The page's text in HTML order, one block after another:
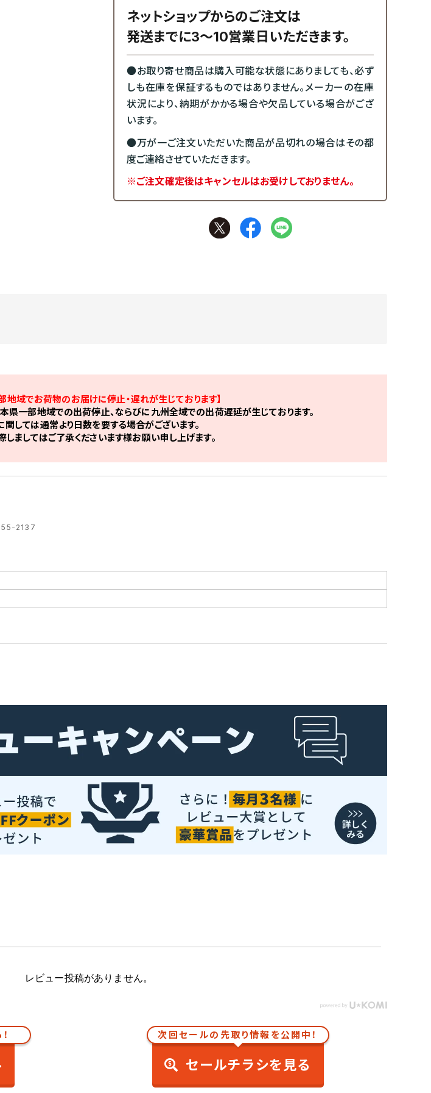
ネットショップからのご注文は
発送までに3～10営業日いただきます。
●お取り寄せ商品は購入可能な状態にありましても、必ず
しも在庫を保証するものではありません。メーカーの在庫
状況により、納期がかかる場合や欠品している場合がござ
います。
●万が一ご注文いただいた商品が品切れの場合はその都
度ご連絡させていただきます。
※ご注文確定後はキャンセルはお受けしておりません。
地域でお荷物のお届けに停止・遅れが生じております】
県一部地域での出荷停止、ならびに九州全域での出荷遅延が生じております。
関しては通常より日数を要する場合がございます。
しましてはご了承くださいます様お願い申し上げます。
55-2137
レビュー投稿がありません。
次回セールの先取り情報を公開中！
セールチラシを見る